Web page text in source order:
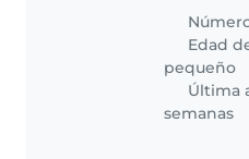
Alguien
tareas
padres-
Edad
pequeño
Última
semanas